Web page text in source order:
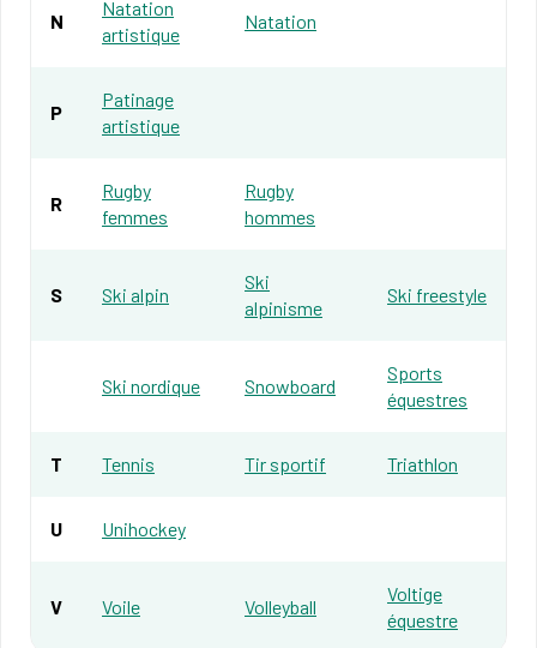
N
Natation
artistique
Natation
P
Patinage
artistique
R
Rugby
femmes
Rugby
hommes
S Ski alpin
Ski
alpinisme
Ski freestyle
Ski nordique Snowboard
Sports
équestres
T Tennis Tir sportif Triathlon
U Unihockey
V Voile Volleyball
Voltige
équestre